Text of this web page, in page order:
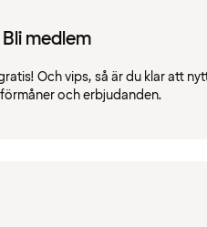
Bli medlem
Och vips, så är du klar att
och erbjudanden.